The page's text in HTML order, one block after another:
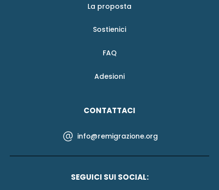
La proposta
Sostienici
FAQ
Adesioni
CONTATTACI
info@remigrazione.org
SEGUICI SUI SOCIAL: